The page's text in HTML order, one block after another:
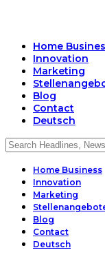
Home
Innovation
Marketing
Blog
Contact
Deutsch
Home Business
Innovation
Marketing
Blog
Contact
Deutsch